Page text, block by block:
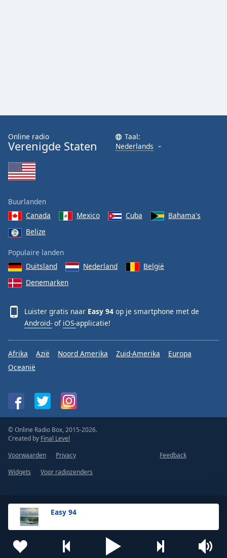
Easy 94
Online radio
Verenigde Staten
Taal:
Nederlands
Buurlanden
Canada
Mexico Cuba
Bahama's
Belize
Populaire landen
Duitsland
Nederland
België
Denemarken
Luister gratis naar Easy 94 op je smartphone met de
Android- of iOS-applicatie!
Afrika Azië Noord Amerika Zuid-Amerika
Europa
Oceanië
© Online Radio Box, 2015-2026.
Created by Final Level
Voorwaarden
Privacy
Feedback
Widgets
Voor radiozenders